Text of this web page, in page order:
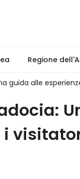
Regione
guida alle